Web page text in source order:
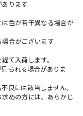
あります
色が若干異なる場合が
合がございます
て入荷します。
られる場合がありま
良には該当しません。
めの方には、あらかじ